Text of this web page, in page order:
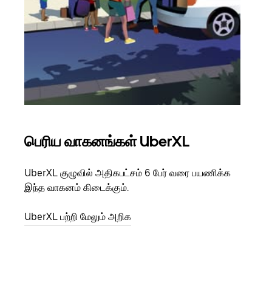
பெரிய வாகனங்கள் UberXL
UberXL குழுவில் அதிகபட்சம் 6 பேர் வரை பயணிக்க
இந்த வாகனம் கிடைக்கும்.
UberXL பற்றி மேலும் அறிக